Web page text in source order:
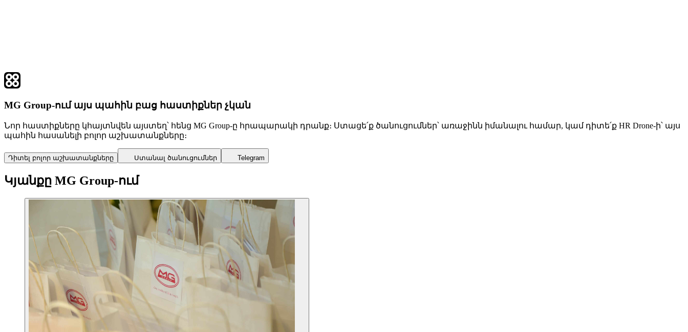
MG Group-ում այս պահին բաց հաստիքներ չկան
Նոր հաստիքները կհայտնվեն այստեղ՝ հենց MG Group-ը հրապարակի դրանք։ Ստացե՛ք ծանուցումներ՝ առաջինն իմանալու համար, կամ դիտե՛ք HR Drone-ի՝ այս
պահին հասանելի բոլոր աշխատանքները։
Դիտել բոլոր աշխատանքները Ստանալ ծանուցումներ Telegram
Կյանքը MG Group-ում